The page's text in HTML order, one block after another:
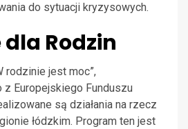
do sytuacji kryzysowych.
Rodzin
rodzinie jest moc”,
z Europejskiego Funduszu
są działania na rzecz
łódzkim. Program ten jest